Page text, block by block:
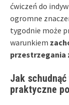
ćwiczeń do
ogromne
tygodnie może
warunkiem
przestrzegania
Jak
praktyczne